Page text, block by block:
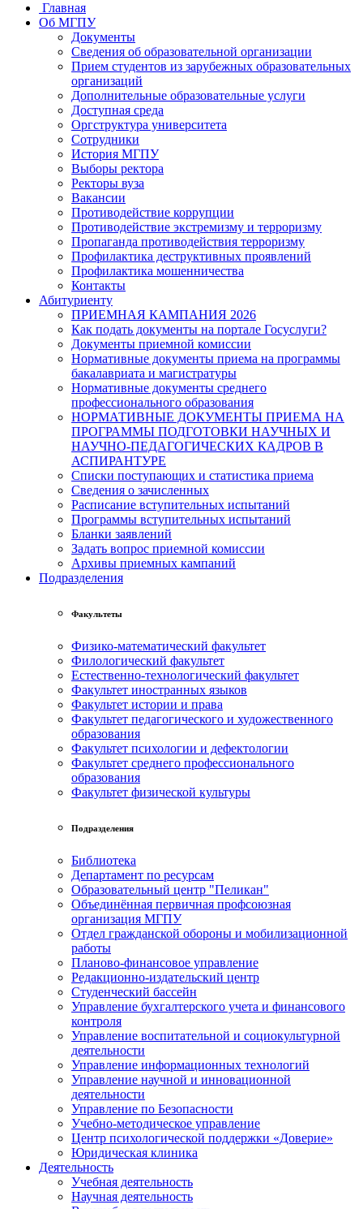
Главная
Об МГПУ
Документы
Сведения об образовательной организации
Прием студентов из зарубежных образовательных
организаций
Дополнительные образовательные услуги
Доступная среда
Оргструктура университета
Сотрудники
История МГПУ
Выборы ректора
Ректоры вуза
Вакансии
Противодействие коррупции
Противодействие экстремизму и терроризму
Пропаганда противодействия терроризму
Профилактика деструктивных проявлений
Профилактика мошенничества
Контакты
Абитуриенту
ПРИЕМНАЯ КАМПАНИЯ 2026
Как подать документы на портале Госуслуги?
Документы приемной комиссии
Нормативные документы приема на программы
бакалавриата и магистратуры
Нормативные документы среднего
профессионального образования
НОРМАТИВНЫЕ ДОКУМЕНТЫ ПРИЕМА НА
ПРОГРАММЫ ПОДГОТОВКИ НАУЧНЫХ И
НАУЧНО-ПЕДАГОГИЧЕСКИХ КАДРОВ В
АСПИРАНТУРЕ
Списки поступающих и статистика приема
Сведения о зачисленных
Расписание вступительных испытаний
Программы вступительных испытаний
Бланки заявлений
Задать вопрос приемной комиссии
Архивы приемных кампаний
Подразделения
Факультеты
Физико-математический факультет
Филологический факультет
Естественно-технологический факультет
Факультет иностранных языков
Факультет истории и права
Факультет педагогического и художественного
образования
Факультет психологии и дефектологии
Факультет среднего профессионального
образования
Факультет физической культуры
Подразделения
Библиотека
Департамент по ресурсам
Образовательный центр "Пеликан"
Объединённая первичная профсоюзная
организация МГПУ
Отдел гражданской обороны и мобилизационной
работы
Планово-финансовое управление
Редакционно-издательский центр
Студенческий бассейн
Управление бухгалтерского учета и финансового
контроля
Управление воспитательной и социокультурной
деятельности
Управление информационных технологий
Управление научной и инновационной
деятельности
Управление по Безопасности
Учебно-методическое управление
Центр психологической поддержки «Доверие»
Юридическая клиника
Деятельность
Учебная деятельность
Научная деятельность